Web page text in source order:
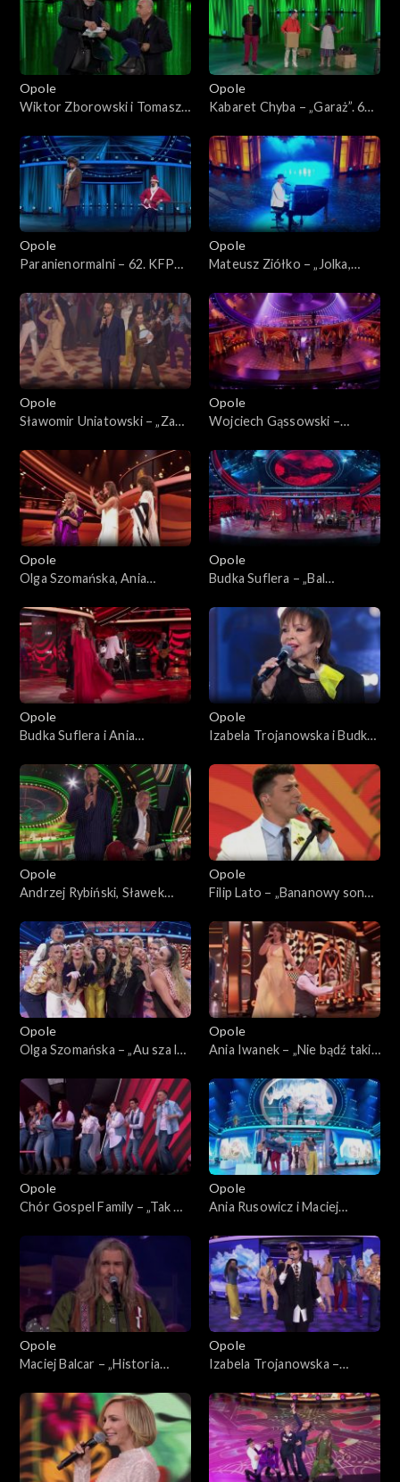
Opole
Wiktor Zborowski i Tomasz
KFPP: „KabareTYM”
Opole
Kabaret Chyba – „Garaż”. 62.
Opole
Paranienormalni – 62. KFPP:
Opole
Mateusz Ziółko – „Jolka,
Koncert „Zróbmy więc
prywatkę”
Opole
Sławomir Uniatowski – „Za
KFPP: Koncert „Zróbmy
więc prywatkę”
Opole
Wojciech Gąssowski –
prywatki”. 62. KFPP: Koncert
„Zróbmy więc prywatkę”
Opole
Olga Szomańska, Ania
Sławek Uniatowski –
„Chałupy welcome to”. 62.
KFPP: Koncert „Zróbmy
więc prywatkę”
Opole
Budka Suflera – „Bal
KFPP: Koncert „Zróbmy
więc prywatkę”
Opole
Budka Suflera i Ania
KFPP: Koncert „Zróbmy
więc prywatkę”
Opole
Izabela Trojanowska i Budka
ile kłamstw”. 62. KFPP:
Koncert „Zróbmy więc
prywatkę”
Opole
Andrzej Rybiński, Sławek
– „Czas relaksu”. 62. KFPP:
Koncert „Zróbmy więc
prywatkę”
Opole
Filip Lato – „Bananowy song”.
więc prywatkę”
Opole
Olga Szomańska – „Au sza la
„Zróbmy więc prywatkę”
Opole
Ania Iwanek – „Nie bądź taki
Koncert „Zróbmy więc
prywatkę”
Opole
Chór Gospel Family – „Tak mi
Koncert „Zróbmy więc
prywatkę”
Opole
Ania Rusowicz i Maciej
mi mówi, że mnie ktoś
pokochał”. 62. KFPP:
Koncert „Zróbmy więc
prywatkę”
Opole
Maciej Balcar – „Historia
Koncert „Zróbmy więc
prywatkę”
Opole
Izabela Trojanowska –
62. KFPP: Koncert „Zróbmy
więc prywatkę”